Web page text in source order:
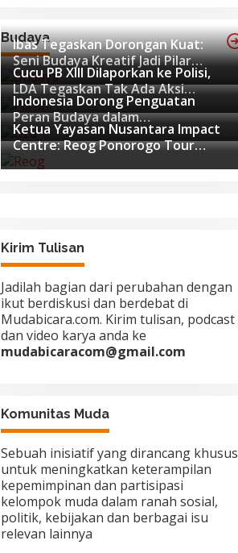
Budaya
Ibas Tegaskan Dorongan Kuat:
Seni Budaya Kreatif Jadi Pilar
Utama Identitas dan Ekonomi
Nasional
Cucu PB XIII Dilaporkan ke Polisi,
LDA Tegaskan Tak Ada Aksi
Pemukulan
Indonesia Dorong Penguatan
Peran Budaya dalam
Pembangunan Global di Forum G20
Afrika Selatan
Ketua Yayasan Nusantara Impact
Centre: Reog Ponorogo Tour
Europe adalah Langkah Strategis
Kirim Tulisan
Jadilah bagian dari perubahan dengan
ikut berdiskusi dan berdebat di
Mudabicara.com. Kirim tulisan, podcast
dan video karya anda ke
mudabicaracom@gmail.com
Komunitas Muda
Sebuah inisiatif yang dirancang khusus
untuk meningkatkan keterampilan
kepemimpinan dan partisipasi
kelompok muda dalam ranah sosial,
politik, kebijakan dan berbagai isu
relevan lainnya